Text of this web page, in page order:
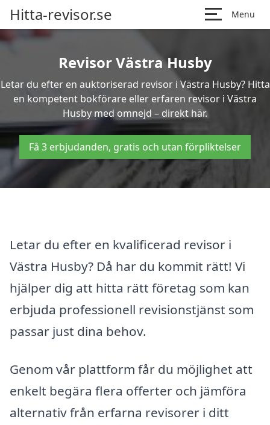
Hitta-revisor.se Menu
Revisor Västra Husby
Letar du efter en auktoriserad revisor i Västra Husby? Hitta
en kompetent bokförare eller erfaren revisor i Västra
Husby med omnejd – direkt här.
Få 3 erbjudanden, gratis och utan förpliktelser
Letar du efter en kvalificerad revisor i
Västra Husby? Då har du kommit rätt! Vi
hjälper dig att hitta rätt företag som kan
erbjuda professionell revisionstjänst som
passar just dina behov.
Genom vår plattform får du möjlighet att
enkelt begära flera offerter och jämföra
alternativ från erfarna revisorer i ditt